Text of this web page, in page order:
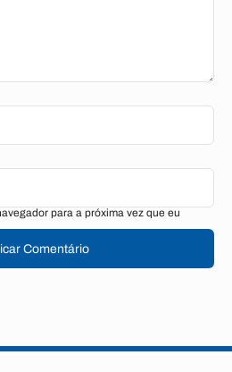
para a próxima vez que eu
Comentário